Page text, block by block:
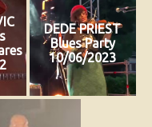
DEDE PRIEST
Blues Party
10/06/2023